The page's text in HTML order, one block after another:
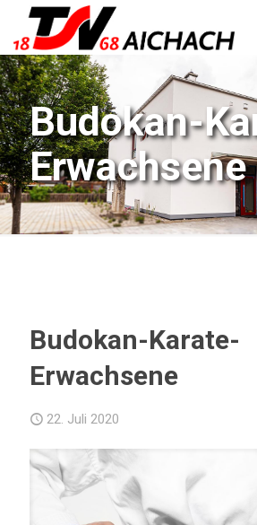
Budokan-
Erwachsene
Budokan-Karate-
Erwachsene
22. Juli 2020